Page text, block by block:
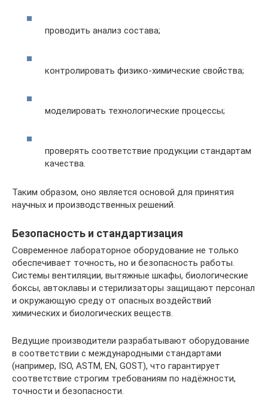
проводить анализ состава;
контролировать физико-химические свойства;
моделировать технологические процессы;
проверять соответствие продукции стандартам
качества.
Таким образом, оно является основой для принятия
научных и производственных решений.
Безопасность и стандартизация
Современное лабораторное оборудование не только
обеспечивает точность, но и безопасность работы.
Системы вентиляции, вытяжные шкафы, биологические
боксы, автоклавы и стерилизаторы защищают персонал
и окружающую среду от опасных воздействий
химических и биологических веществ.
Ведущие производители разрабатывают оборудование
в соответствии с международными стандартами
(например, ISO, ASTM, EN, GOST), что гарантирует
соответствие строгим требованиям по надёжности,
точности и безопасности.